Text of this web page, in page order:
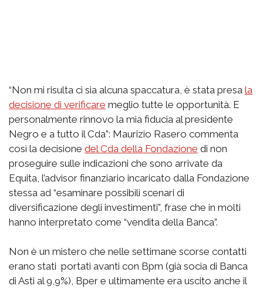
“Non mi risulta ci sia alcuna spaccatura, è stata presa la
decisione di verificare meglio tutte le opportunità. E
personalmente rinnovo la mia fiducia al presidente
Negro e a tutto il Cda”: Maurizio Rasero commenta
così la decisione del Cda della Fondazione di non
proseguire sulle indicazioni che sono arrivate da
Equita, l’advisor finanziario incaricato dalla Fondazione
stessa ad “esaminare possibili scenari di
diversificazione degli investimenti”, frase che in molti
hanno interpretato come “vendita della Banca”.
Non è un mistero che nelle settimane scorse contatti
erano stati portati avanti con Bpm (già socia di Banca
di Asti al 9,9%), Bper e ultimamente era uscito anche il